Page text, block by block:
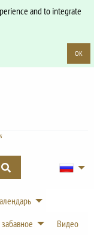
and to integrate
OK
Видео